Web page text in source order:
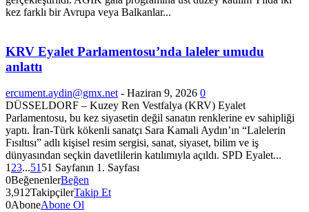
kez farklı bir Avrupa veya Balkanlar...
KRV Eyalet Parlamentosu’nda laleler umudu
anlattı
ercument.aydin@gmx.net - Haziran 9, 2026 0
DÜSSELDORF – Kuzey Ren Vestfalya (KRV) Eyalet
Parlamentosu, bu kez siyasetin değil sanatın renklerine ev sahipliği
yaptı. İran-Türk kökenli sanatçı Sara Kamali Aydın’ın “Lalelerin
Fısıltısı” adlı kişisel resim sergisi, sanat, siyaset, bilim ve iş
dünyasından seçkin davetlilerin katılımıyla açıldı. SPD Eyalet...
1 23...51 51 Sayfanın 1. Sayfası
0BeğenenlerBeğen
3,912TakipçilerTakip Et
0AboneAbone Ol